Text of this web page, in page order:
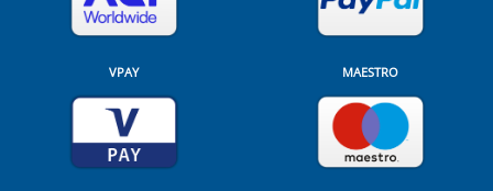
VPAY MAESTRO